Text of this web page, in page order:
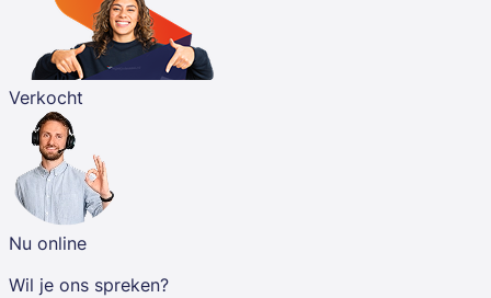
Verkocht
Nu online
Wil je ons spreken?